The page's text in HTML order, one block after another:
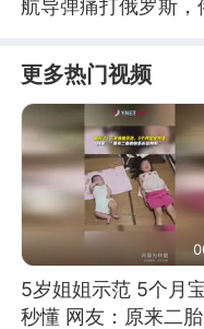
航导弹痛打俄罗斯，
更多热门视频
5岁姐姐示范 5个月
秒懂 网友：原来二